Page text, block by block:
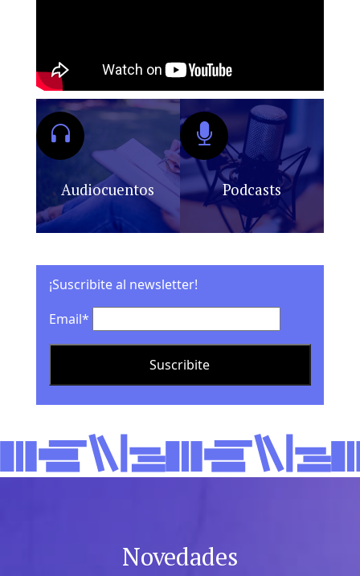
Audiocuentos Podcasts
¡Suscribite al newsletter!
Email*
Novedades